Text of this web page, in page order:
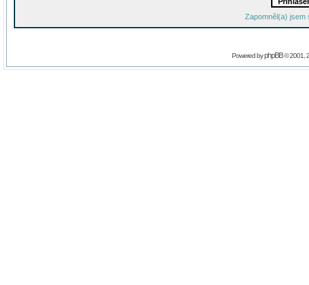
Zapomněl(a) jsem
Powered byphpBB© 2001,